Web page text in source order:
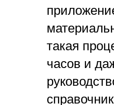
такая
часов и